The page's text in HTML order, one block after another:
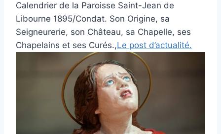
Calendrier de la Paroisse Saint-Jean de
Libourne 1895/Condat. Son Origine, sa
Seigneurerie, son Château, sa Chapelle, ses
Chapelains et ses Curés.,Le post d’actualité.